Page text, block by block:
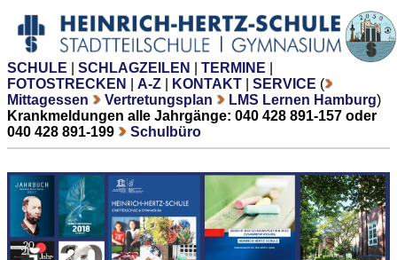
SCHULE SCHLAGZEILEN TERMINE
FOTOSTRECKEN
A-Z KONTAKT SERVICE (
Mittagessen
Vertretungsplan LMS Lernen Hamburg)
Krankmeldungen alle Jahrgänge: 040 428 891-157 oder
040 428 891-199
Schulbüro